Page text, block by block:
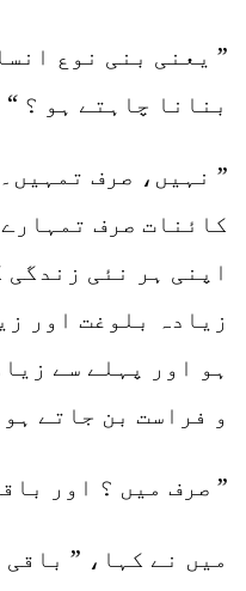
” یعنی بنی نوع
بنانا چاہتے ہو ؟ “
” نہیں، صرف
کائنات صرف
اپنی ہر نئی
زیادہ بلوغت اور
ہو اور پہلے سے
و فراست بن جاتے
” صرف میں ؟ اور
میں نے کہا، ”